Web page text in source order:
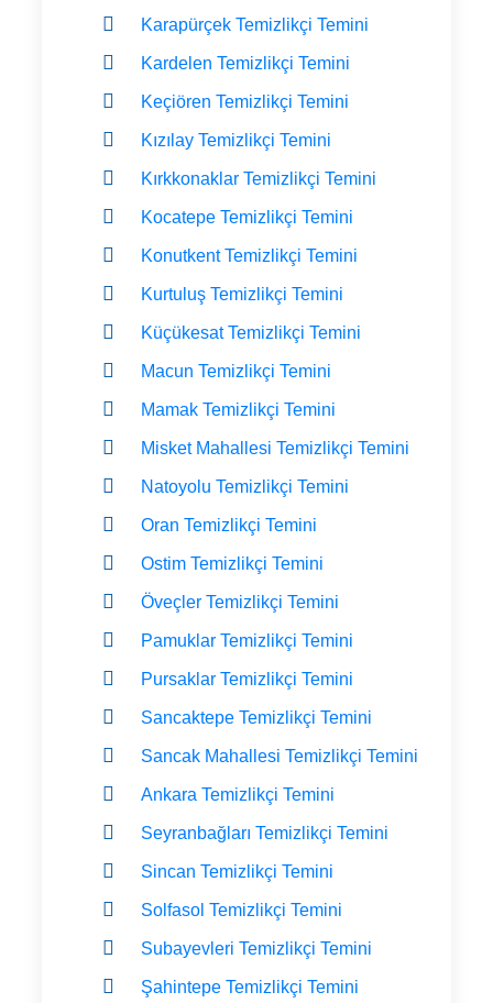
Karapürçek Temizlikçi Temini
Kardelen Temizlikçi Temini
Keçiören Temizlikçi Temini
Kızılay Temizlikçi Temini
Kırkkonaklar Temizlikçi Temini
Kocatepe Temizlikçi Temini
Konutkent Temizlikçi Temini
Kurtuluş Temizlikçi Temini
Küçükesat Temizlikçi Temini
Macun Temizlikçi Temini
Mamak Temizlikçi Temini
Misket Mahallesi Temizlikçi Temini
Natoyolu Temizlikçi Temini
Oran Temizlikçi Temini
Ostim Temizlikçi Temini
Öveçler Temizlikçi Temini
Pamuklar Temizlikçi Temini
Pursaklar Temizlikçi Temini
Sancaktepe Temizlikçi Temini
Sancak Mahallesi Temizlikçi Temini
Ankara Temizlikçi Temini
Seyranbağları Temizlikçi Temini
Sincan Temizlikçi Temini
Solfasol Temizlikçi Temini
Subayevleri Temizlikçi Temini
Şahintepe Temizlikçi Temini